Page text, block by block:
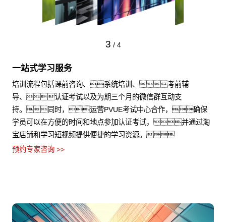
3 / 4
一站式学习服务
培训流程包括课前咨询、系统培训、考前辅
导、认证考试以及为期三个月的微信群互动支
持。同时，运营PVUE考试中心合作，确保
学员可以在方便的时间和地点参加认证考试，并通过淘
宝店铺和学习短视频提供便捷的学习资源。
预约专家咨询 >>